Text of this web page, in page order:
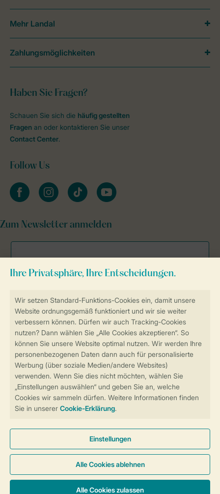
Sicherstellung Deiner Privatsphäre
Weitere Informationen und Einstellungen
Sicher und schnell zur Online-Buchung
Sichere Datenübertragung
Sicheres Bezahlen
Haben Sie Fragen?
Schauen Sie sich die häufig gestellten
Fragen an oder kontaktieren Sie unser
Contact Center.
Follow Us
facebookinstagramtiktok youtube
Zum Newsletter anmelden
Mehr Landal
Zahlungsmöglichkeiten
Allgemeine Bedingungen Impressum
Cookies und Banner
Barrierefreiheit